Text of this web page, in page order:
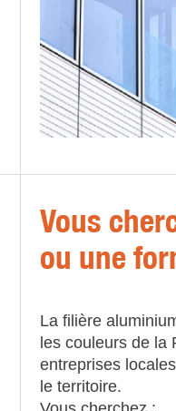
Vous
ou une
La filière
les couleurs de la
entreprises
le territoire.